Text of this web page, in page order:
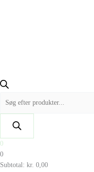
0
0
Subtotal: kr. 0,00